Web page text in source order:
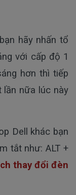
hãy nhấn tổ
với cấp độ 1
hơn thì tiếp
lần nữa lúc này
Dell khác bạn
tắt như: ALT +
thay đổi đèn